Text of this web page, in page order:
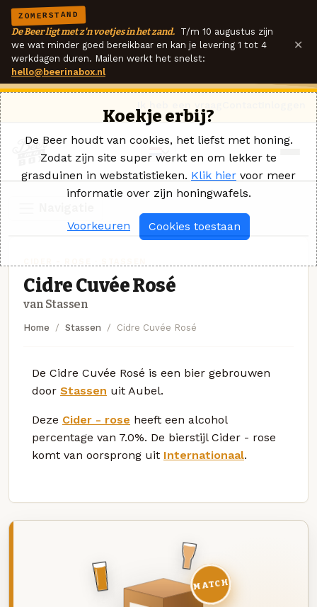
ZOMERSTAND
De Beer ligt met z'n voetjes in het zand. T/m 10 augustus zijn
we wat minder goed bereikbaar en kan je levering 1 tot 4
werkdagen duren. Mailen werkt het snelst:
hello@beerinabox.nl
×
Cidre Cuvée Rosé
van Stassen
Home Stassen Cidre Cuvée Rosé
De Cidre Cuvée Rosé is een bier gebrouwen
door Stassen uit Aubel.
Deze Cider - rose heeft een alcohol
percentage van 7.0%. De bierstijl Cider - rose
komt van oorsprong uit Internationaal.
MATCH
Koekje erbij?
De Beer houdt van cookies, het liefst met honing.
Zodat zijn site super werkt en om lekker te
grasduinen in webstatistieken. Klik hier voor meer
informatie over zijn honingwafels.
Voorkeuren Cookies toestaan